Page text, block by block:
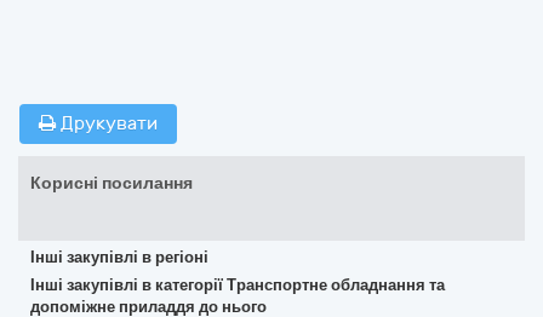
Друкувати
Корисні посилання
Інші закупівлі в регіоні
Інші закупівлі в категорії Транспортне обладнання та
допоміжне приладдя до нього